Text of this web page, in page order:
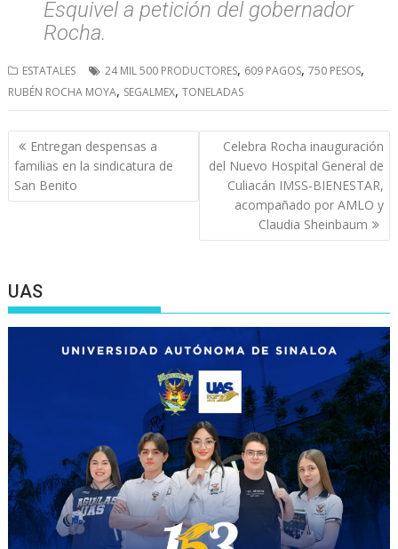
Esquivel a petición del gobernador
Rocha.
ESTATALES 24 MIL 500 PRODUCTORES, 609 PAGOS,750 PESOS,
RUBÉN ROCHA MOYA, SEGALMEX,TONELADAS
Navegación
de
entradas
Entregan despensas a
familias en la sindicatura de
San Benito
Celebra Rocha inauguración
del Nuevo Hospital General de
Culiacán IMSS-BIENESTAR,
acompañado por AMLO y
Claudia Sheinbaum
UAS